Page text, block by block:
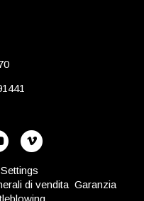
di vendita Garanzia